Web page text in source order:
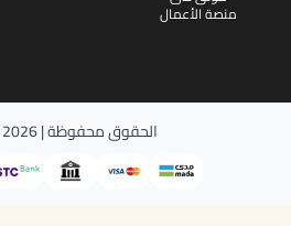
منصة الأعمال
الحقوق محفوظة | 2026